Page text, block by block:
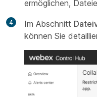
ermöglichen,
4 Im Abschnitt
können Sie